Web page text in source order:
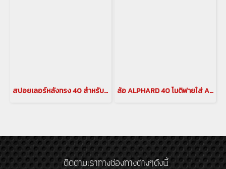
สปอยเลอร์หลังทรง 40 สำหรับ ALPHARD / VELLFIRE 30 ล้อ ALPHARD 40 โมดิฟายใส่ ALPHARD 30
ติดตามเราทางช่องทางต่างๆดังนี้